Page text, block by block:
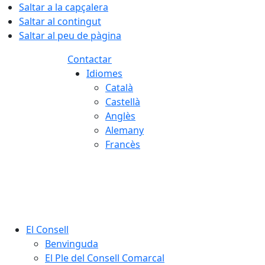
Saltar a la capçalera
Saltar al contingut
Saltar al peu de pàgina
Contactar
Idiomes
Català
Castellà
Anglès
Alemany
Francès
El Consell
Benvinguda
El Ple del Consell Comarcal